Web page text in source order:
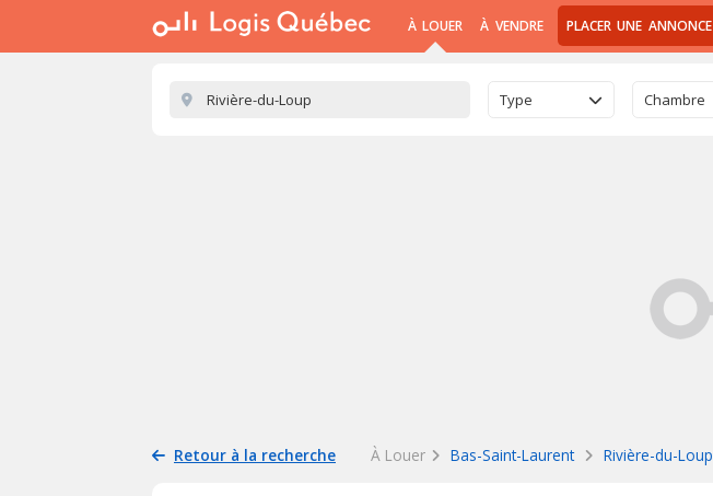
À LOUER À VENDRE PLACER UNE ANNONCE
Type Chambre
Retour à la recherche À Louer Bas-Saint-Laurent Rivière-du-Loup